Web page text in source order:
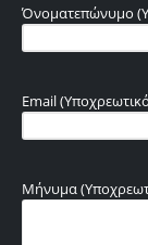
Όνοματεπώνυμο
Email
Μήνυμα